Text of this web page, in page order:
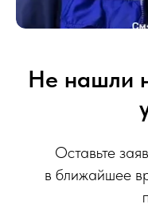
Не нашли
Оставьте
в ближайшее